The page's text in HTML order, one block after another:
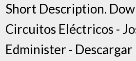
Short Description.
Circuitos Eléctricos -
Edminister -